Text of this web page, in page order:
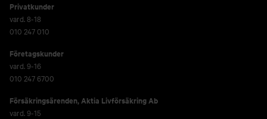
Privatkunder
vard. 8-18
010 247 010
Företagskunder
vard. 9-16
010 247 6700
Försäkringsärenden,Aktia Livförsäkring Ab
vard. 9-15